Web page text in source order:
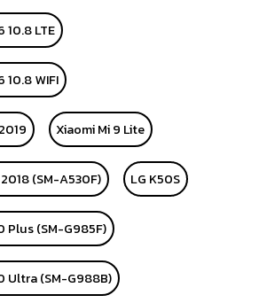
10.8 LTE
10.8 WIFI
Xiaomi Mi 9 Lite
(SM-A530F) LG K50S
Plus (SM-G985F)
Ultra (SM-G988B)